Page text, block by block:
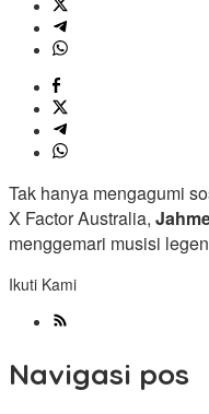
Tak hanya mengagumi
X Factor Australia,
menggemari musisi
Ikuti Kami
Navigasi pos